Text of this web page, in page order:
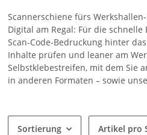
Scannerschiene fürs Werkshallen-
Digital am Regal: Für die
Scan-Code-Bedruckung hinter
Inhalte prüfen und leaner am
Selbstklebestreifen, mit dem Sie
in anderen Formaten – sowie
Sortierung Artikel pro